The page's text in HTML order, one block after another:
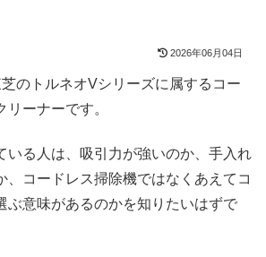
2026年06月04日
のトルネオVシリーズに属するコー
リーナーです。
いる人は、吸引力が強いのか、手入れ
、コードレス掃除機ではなくあえてコ
ぶ意味があるのかを知りたいはずで